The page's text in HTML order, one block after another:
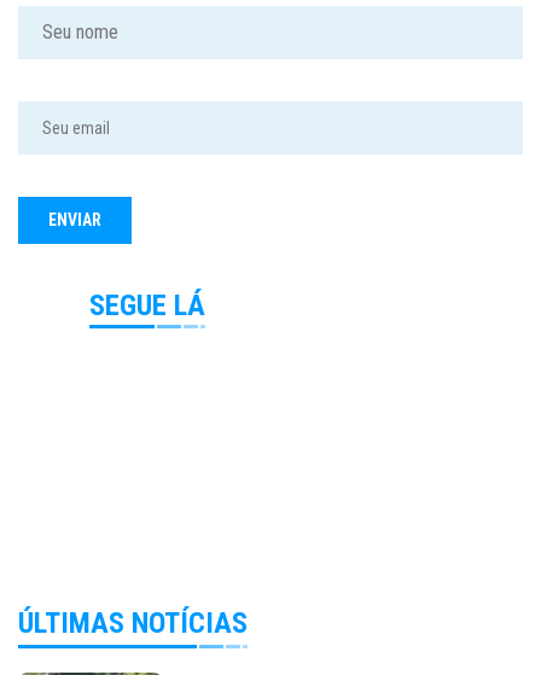
SEGUE LÁ
ÚLTIMAS NOTÍCIAS